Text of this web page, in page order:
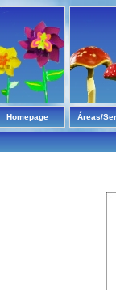
Homepage Áreas/